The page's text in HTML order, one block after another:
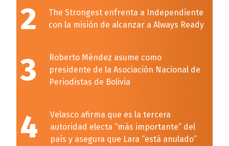
2
The Strongest enfrenta a Independiente
con la misión de alcanzar a Always Ready
3
Roberto Méndez asume como
presidente de la Asociación Nacional de
Periodistas de Bolivia
4
Velasco afirma que es la tercera
autoridad electa “más importante” del
país y asegura que Lara “está anulado”